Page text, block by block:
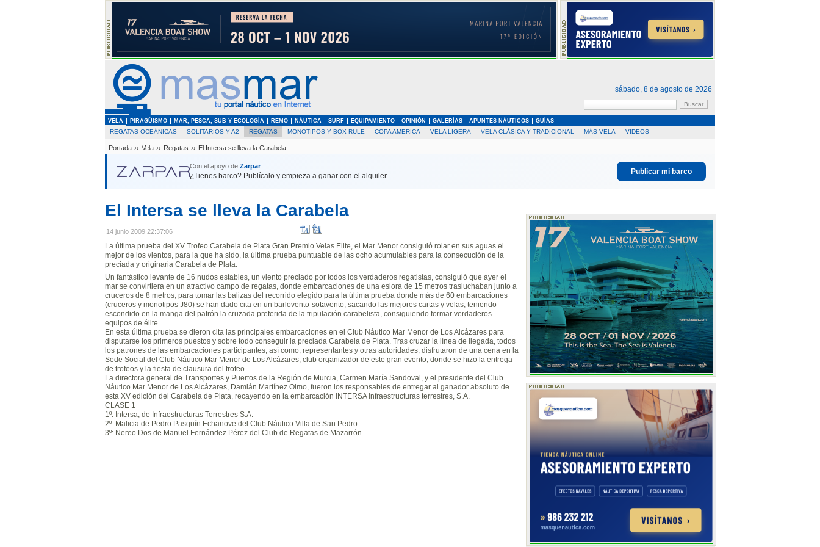
sábado, 8 de agosto de 2026
VELA PIRAGÜISMO MAR, PESCA, SUB Y ECOLOGÍA REMO NÁUTICA SURF EQUIPAMIENTO OPINIÓN GALERÍAS APUNTES NÁUTICOS GUÍAS
REGATAS OCEÁNICAS SOLITARIOS Y A2 REGATAS MONOTIPOS Y BOX RULE COPA AMERICA VELA LIGERA VELA CLÁSICA Y TRADICIONAL MÁS VELA VIDEOS
Portada ›› Vela ›› Regatas ›› El Intersa se lleva la Carabela
Con el apoyo de Zarpar
¿Tienes barco? Publícalo y empieza a ganar con el alquiler.
Publicar mi barco
El Intersa se lleva la Carabela
14 junio 2009 22:37:06
La última prueba del XV Trofeo Carabela de Plata Gran Premio Velas Elite, el Mar Menor consiguió rolar en sus aguas el
mejor de los vientos, para la que ha sido, la última prueba puntuable de las ocho acumulables para la consecución de la
preciada y originaria Carabela de Plata.
Un fantástico levante de 16 nudos estables, un viento preciado por todos los verdaderos regatistas, consiguió que ayer el
mar se convirtiera en un atractivo campo de regatas, donde embarcaciones de una eslora de 15 metros trasluchaban junto a
cruceros de 8 metros, para tomar las balizas del recorrido elegido para la última prueba donde más de 60 embarcaciones
(cruceros y monotipos J80) se han dado cita en un barlovento-sotavento, sacando las mejores cartas y velas, teniendo
escondido en la manga del patrón la cruzada preferida de la tripulación carabelista, consiguiendo formar verdaderos
equipos de élite.
En esta última prueba se dieron cita las principales embarcaciones en el Club Náutico Mar Menor de Los Alcázares para
disputarse los primeros puestos y sobre todo conseguir la preciada Carabela de Plata. Tras cruzar la línea de llegada, todos
los patrones de las embarcaciones participantes, así como, representantes y otras autoridades, disfrutaron de una cena en la
Sede Social del Club Náutico Mar Menor de Los Alcázares, club organizador de este gran evento, donde se hizo la entrega
de trofeos y la fiesta de clausura del trofeo.
La directora general de Transportes y Puertos de la Región de Murcia, Carmen María Sandoval, y el presidente del Club
Náutico Mar Menor de Los Alcázares, Damián Martínez Olmo, fueron los responsables de entregar al ganador absoluto de
esta XV edición del Carabela de Plata, recayendo en la embarcación INTERSA infraestructuras terrestres, S.A.
CLASE 1
1º: Intersa, de Infraestructuras Terrestres S.A.
2º: Malicia de Pedro Pasquín Echanove del Club Náutico Villa de San Pedro.
3º: Nereo Dos de Manuel Fernández Pérez del Club de Regatas de Mazarrón.